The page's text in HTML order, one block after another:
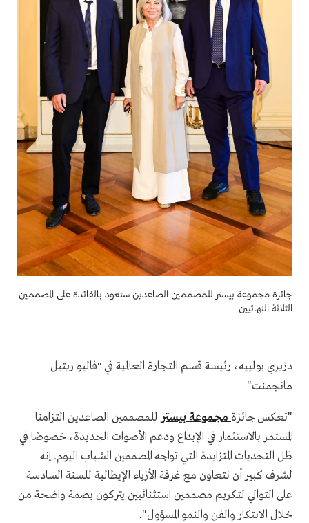
جائزة مجموعة بيستر للمصممين الصاعدين ستعود بالفائدة على المصممين
الثلاثة النهائيين
دزيري بولييه، رئيسة قسم التجارة العالمية في "فاليو ريتيل
مانجمنت"
"تعكس جائزة مجموعة بيستر للمصممين الصاعدين التزامنا
المستمر بالاستثمار في الإبداع ودعم الأصوات الجديدة، خصوصًا في
ظل التحديات المتزايدة التي تواجه المصممين الشباب اليوم. إنه
لشرف كبير أن نتعاون مع غرفة الأزياء الإيطالية للسنة السادسة
على التوالي لتكريم مصممين استثنائيين يتركون بصمة واضحة من
خلال الابتكار والفن والنمو المسؤول."